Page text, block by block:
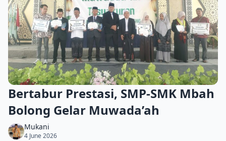
Bertabur Prestasi, SMP-SMK Mbah
Bolong Gelar Muwada’ah
Mukani
4 June 2026